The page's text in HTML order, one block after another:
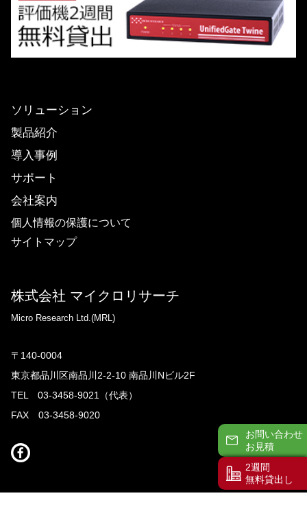
お問い合わせ
お見積
2週間
無料貸出し
株式会社 マイクロリサーチ
Micro Research Ltd.(MRL)
〒140-0004
東京都品川区南品川2-2-10 南品川Nビル2F
TEL 03-3458-9021（代表）
FAX 03-3458-9020
ソリューション
製品紹介
導入事例
サポート
会社案内
個人情報の保護について
サイトマップ